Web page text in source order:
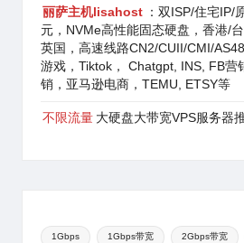
丽萨主机lisahost ：双ISP/住宅IP/
元，NVMe高性能固态硬盘，香港/
英国，高速线路CN2/CUII/CMI/
游戏，Tiktok， Chatgpt, INS, FB营
销，亚马逊电商，TEMU, ETSY等
不限流量 大硬盘大带宽VPS服务器
1Gbps 1Gbps带宽 2Gbps带宽